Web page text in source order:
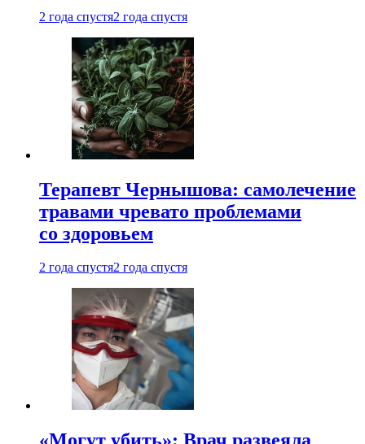
2 года спустя2 года спустя
Терапевт Чернышова: самолечение
травами чревато проблемами
со здоровьем
2 года спустя2 года спустя